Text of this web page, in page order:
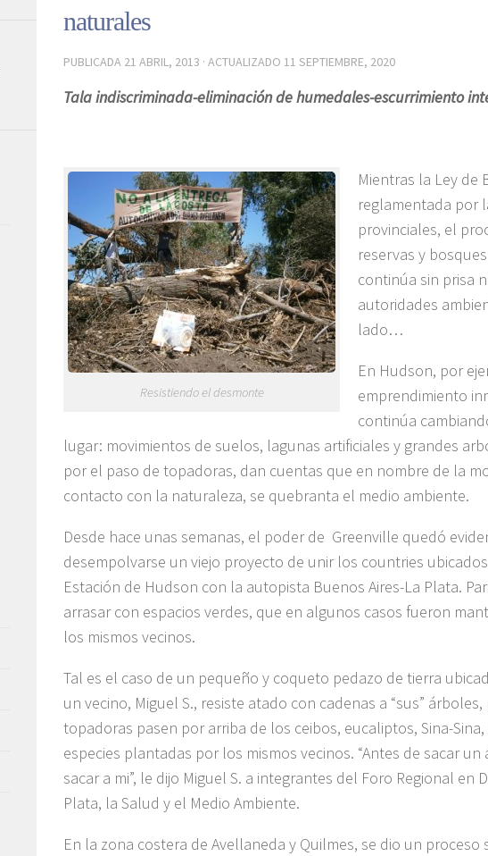
naturales
PUBLICADA 21 ABRIL, 2013 · ACTUALIZADO 11 SEPTIEMBRE, 2020
Tala indiscriminada-eliminación de humedales-escurrimiento
Resistiendo el desmonte
Mientras la Ley de
reglamentada por
provinciales, el
reservas y
continúa sin prisa
autoridades
lado…
En Hudson, por
emprendimiento
continúa
lugar: movimientos de suelos, lagunas artificiales y grandes
por el paso de topadoras, dan cuentas que en nombre de la
contacto con la naturaleza, se quebranta el medio ambiente.
Desde hace unas semanas, el poder de Greenville quedó
desempolvarse un viejo proyecto de unir los countries
Estación de Hudson con la autopista Buenos Aires-La Plata.
arrasar con espacios verdes, que en algunos casos fueron
los mismos vecinos.
Tal es el caso de un pequeño y coqueto pedazo de tierra
un vecino, Miguel S., resiste atado con cadenas a “sus”
topadoras pasen por arriba de los ceibos, eucaliptos, Sina-
especies plantadas por los mismos vecinos. “Antes de sacar
sacar a mi”, le dijo Miguel S. a integrantes del Foro Regional en
Plata, la Salud y el Medio Ambiente.
En la zona costera de Avellaneda y Quilmes, se dio un proceso